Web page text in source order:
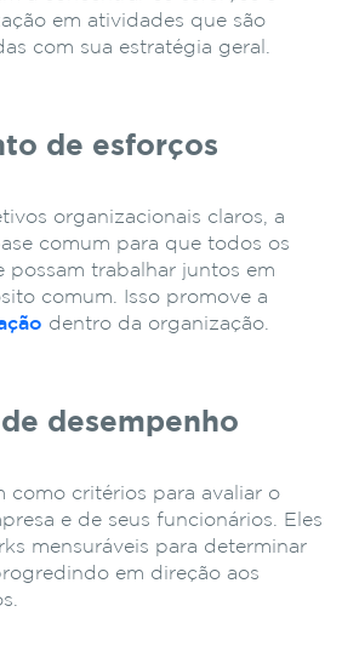
em atividades que são
com sua estratégia geral.
de esforços
organizacionais claros, a
comum para que todos os
possam trabalhar juntos em
comum. Isso promove a
dentro da organização.
desempenho
como critérios para avaliar o
e de seus funcionários. Eles
mensuráveis ​​para determinar
em direção aos